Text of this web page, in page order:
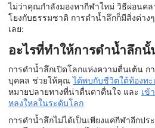
ไม่ว่าคุณกำลังมองหากีฬาใหม่ วิธีผ่อนคล
โยงกับธรรมชาติ การดำน้ำลึกก็มีสิ่งต่า
เลย:
อะไรที่ทำให้การดำน้ำลึกนั้
การดำน้ำลึกเปิดโลกแห่งความตื่นเต้น
บุคคล ช่วยให้คุณได้พบกับชีวิตใต้ท้องทะ
หมายปลายทางที่น่าตื่นตาตื่นใจ และ เข้
หลงใหลในระดับโลก
การดำน้ำลึกไม่ได้เป็นเพียงแค่กีฬาอีกป